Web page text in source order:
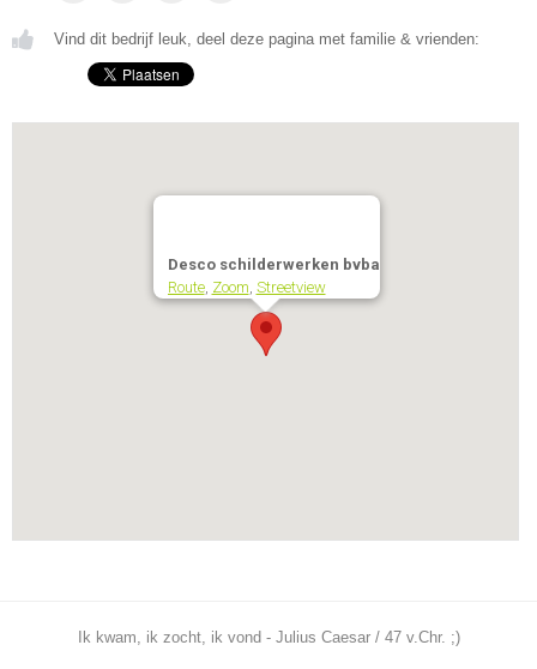
Vind dit bedrijf leuk, deel deze pagina met familie & vrienden:
Desco schilderwerken bvba
Route, Zoom, Streetview
Ik kwam, ik zocht, ik vond - Julius Caesar / 47 v.Chr. ;)